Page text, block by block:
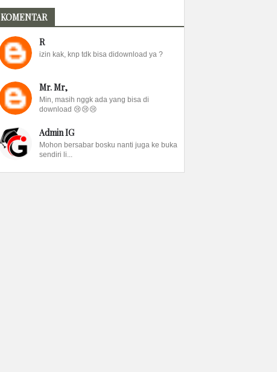
KOMENTAR
R
izin kak, knp tdk bisa didownload ya ?
Mr. Mr,
Min, masih nggk ada yang bisa di
download 😢😢😢
Admin IG
Mohon bersabar bosku nanti juga ke buka
sendiri li...